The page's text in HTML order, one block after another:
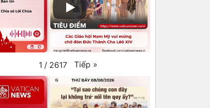
1 / 2617 Tiếp »